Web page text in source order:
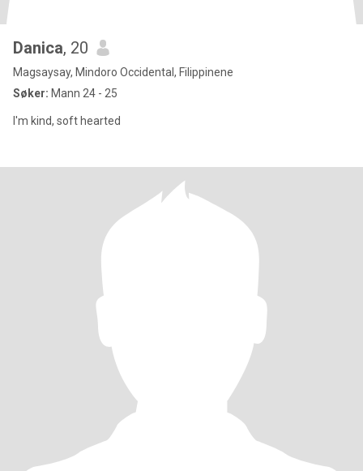
Danica, 20
Magsaysay, Mindoro Occidental, Filippinene
Søker: Mann 24 - 25
I'm kind, soft hearted